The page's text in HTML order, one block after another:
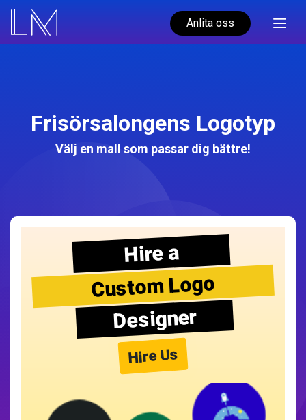
Anlita oss
Frisörsalongens Logotyp
Välj en mall som passar dig bättre!
Hire a
Custom Logo
Designer
Hire Us